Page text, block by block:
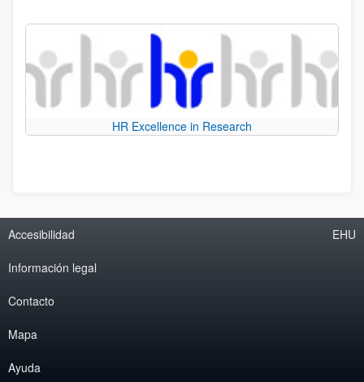
HR Excellence in Research
Accesibilidad
Información legal
Contacto
Mapa
Ayuda
EHU